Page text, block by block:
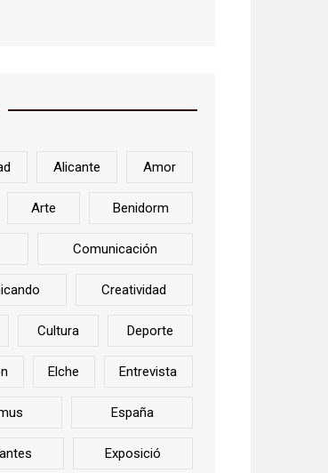
Alicante Amor
Arte Benidorm
Comunicación
Creatividad
Cultura Deporte
Elche Entrevista
España
Exposició